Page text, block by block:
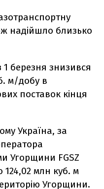
надійшло близько
1 березня знизився
м/добу в
поставок кінця
Україна, за
Угорщини FGSZ
124,02 млн куб. м
Угорщини.